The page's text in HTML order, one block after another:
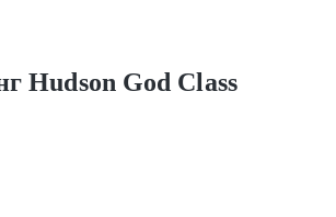
Hudson God Class